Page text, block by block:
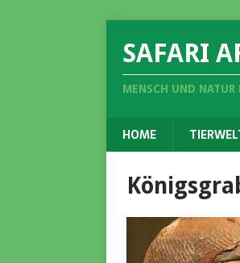
SAFARI
MENSCH UND
HOME